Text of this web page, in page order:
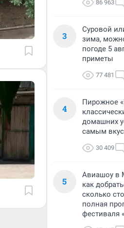
86 963
3
Суровой
зима,
погоде 5
приметы
77 481
4
Пирожное
домашних
самым
30 409
5
Авиашоу в
как
сколько
полная
фестиваля